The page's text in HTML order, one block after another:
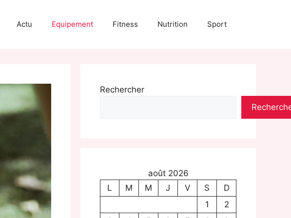
Actu Equipement Fitness Nutrition Sport
Rechercher
août 2026
L
M M J V S
D
1
2